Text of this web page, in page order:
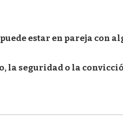
estar en pareja con
la seguridad o la